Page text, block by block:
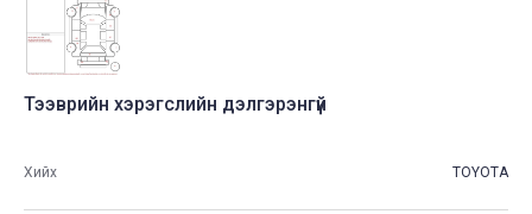
Тээврийн хэрэгслийн дэлгэрэнгүй
Хийх TOYOTA